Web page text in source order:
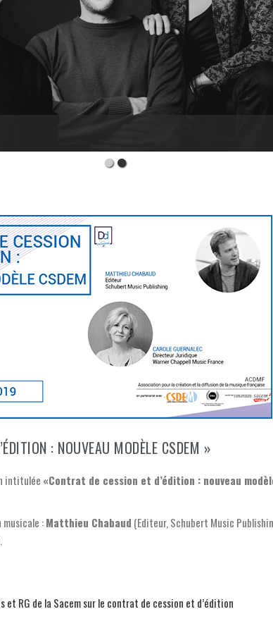
: NOUVEAU MODÈLE CSDEM »
intitulée «Contrat de cession et d’édition : nouveau
:Matthieu Chabaud (Editeur, Schubert Music
et RG de la Sacem sur le contrat de cession et d’édition